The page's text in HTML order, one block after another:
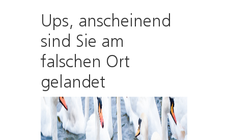
Ups, anscheinend
sind Sie am
falschen Ort
gelandet